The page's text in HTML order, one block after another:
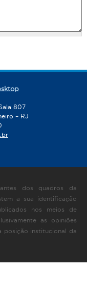
807
– RJ
dos quadros da
a sua identificação
nos meios de
as opiniões
posição institucional da